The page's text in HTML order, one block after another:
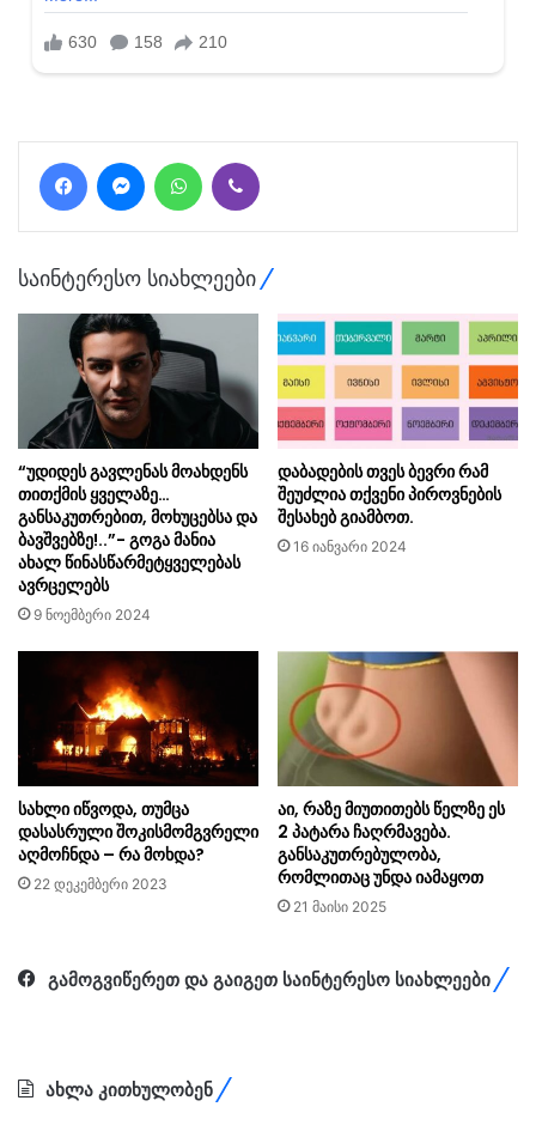
FacebookMessengerWhatsApp
საინტერესო სიახლეები
“უდიდეს გავლენას მოახდენს
თითქმის ყველაზე…
განსაკუთრებით, მოხუცებსა და
ბავშვებზე!..”- გოგა მანია
ახალ წინასწარმეტყველებას
ავრცელებს
9 ნოემბერი 2024
დაბადების თვეს ბევრი რამ
შეუძლია თქვენი პიროვნების
შესახებ გიამბოთ.
16 იანვარი 2024
სახლი იწვოდა, თუმცა
დასასრული შოკისმომგვრელი
აღმოჩნდა – რა მოხდა?
22 დეკემბერი 2023
აი, რაზე მიუთითებს წელზე ეს
2 პატარა ჩაღრმავება.
განსაკუთრებულობა,
რომლითაც უნდა იამაყოთ
21 მაისი 2025
გამოგვიწერეთ და გაიგეთ საინტერესო სიახლეები
ახლა კითხულობენ